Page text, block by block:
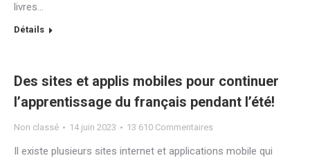
livres…
Détails
Des sites et applis mobiles pour continuer
l’apprentissage du français pendant l’été!
Non classé 14 juin 2023 13 610 Commentaires
Il existe plusieurs sites internet et applications mobile qui